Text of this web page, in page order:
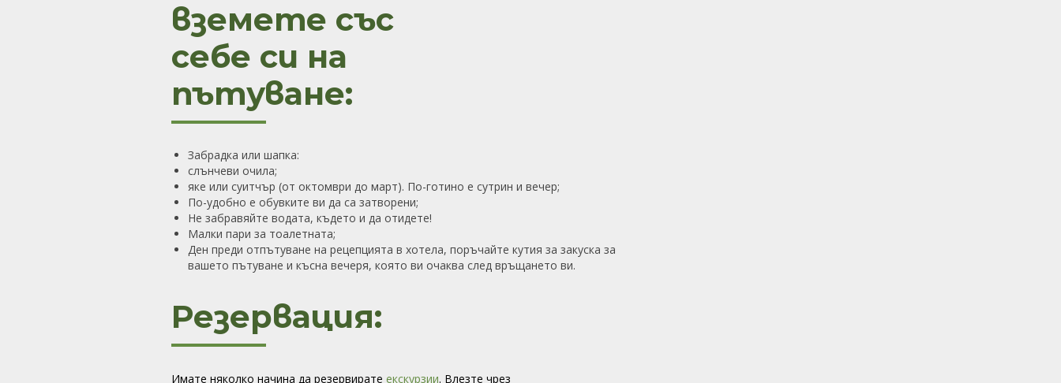
вземете със
себе си на
пътуване:
Забрадка или шапка:
слънчеви очила;
яке или суитчър (от октомври до март). По-готино е сутрин и вечер;
По-удобно е обувките ви да са затворени;
Не забравяйте водата, където и да отидете!
Малки пари за тоалетната;
Ден преди отпътуване на рецепцията в хотела, поръчайте кутия за закуска за
вашето пътуване и късна вечеря, която ви очаква след връщането ви.
Резервация:
Имате няколко начина да резервирате екскурзии. Влезте чрез